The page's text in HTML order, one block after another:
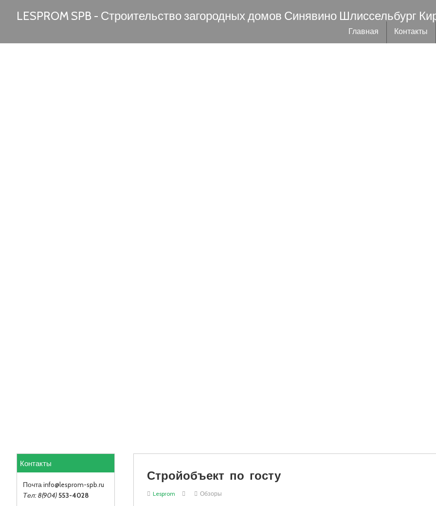
LESPROM SPB - Строительство загородных домов Синявино Шлиссельбург
Главная Контакты
Стройобъект по госту
Lesprom Обзоры
Контакты
Почта info@lesprom-spb.ru
Тел: 8(904) 553-4028